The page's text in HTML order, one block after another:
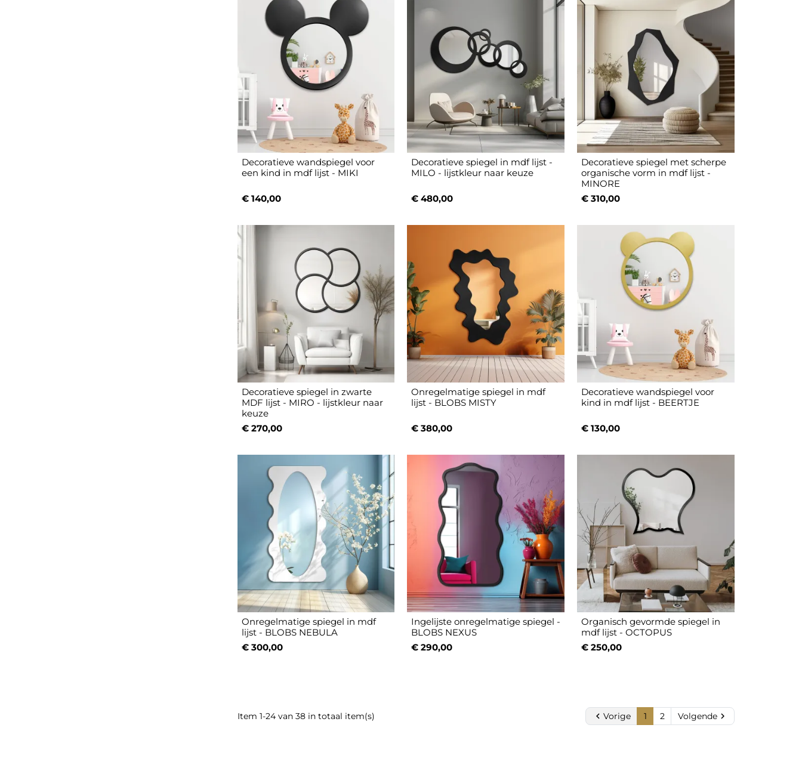
Decoratieve wandspiegel voor
een kind in mdf lijst - MIKI
€ 140,00
Decoratieve spiegel in mdf lijst -
MILO - lijstkleur naar keuze
€ 480,00
Decoratieve spiegel met scherpe
organische vorm in mdf lijst -
MINORE
€ 310,00
Decoratieve spiegel in zwarte
MDF lijst - MIRO - lijstkleur naar
keuze
€ 270,00
Onregelmatige spiegel in mdf
lijst - BLOBS MISTY
€ 380,00
Decoratieve wandspiegel voor
kind in mdf lijst - BEERTJE
€ 130,00
Onregelmatige spiegel in mdf
lijst - BLOBS NEBULA
€ 300,00
Ingelijste onregelmatige spiegel -
BLOBS NEXUS
€ 290,00
Organisch gevormde spiegel in
mdf lijst - OCTOPUS
€ 250,00
Item 1-24 van 38 in totaal item(s)  Vorige 1 2 Volgende